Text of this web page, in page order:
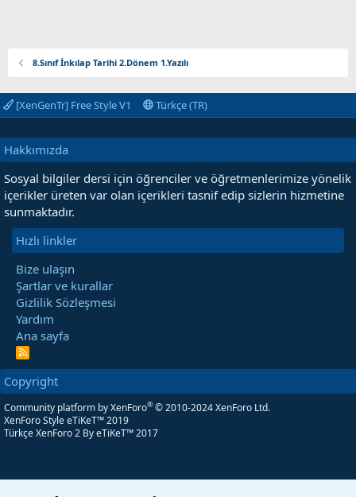
8.Sınıf İnkılap Tarihi 2.Dönem 1.Yazılı
[XenGenTr] Free Style V1 Türkçe (TR)
Hakkımızda
Sosyal bilgiler dersi için öğrenciler ve öğretmenlerimize yönelik
içerikler üreten var olan içerikleri tasnif edip sizlerin hizmetine
sunmaktadır.
Hızlı linkler
Bize ulaşın
Şartlar ve kurallar
Gizlilik Sözleşmesi
Yardım
Ana sayfa
R
S
Copyright
Community platform by XenForo® © 2010-2024 XenForo Ltd.
XenForo Style eTiKeT™ 2019
Türkçe XenForo 2 By eTiKeT™ 2017